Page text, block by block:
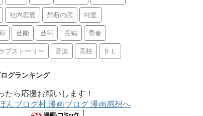
社内恋愛 禁断の恋 純愛
芸能 芸術 長編 青春
ブストーリー 音楽 高校 ＢＬ
グランキング
たら応援お願いします！